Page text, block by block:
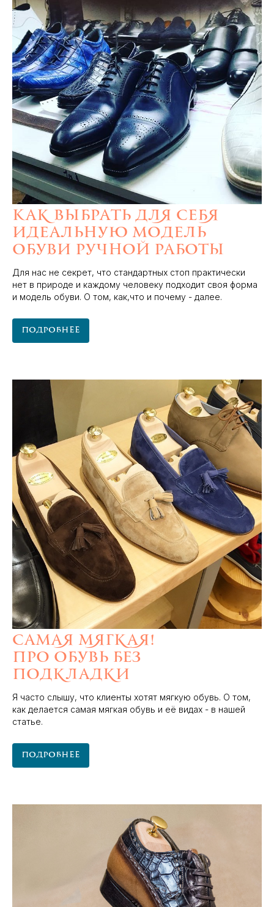
Как выбрать для себя
идеальную модель
обуви ручной работы
Для нас не секрет, что стандартных стоп практически
нет в природе и каждому человеку подходит своя форма
и модель обуви. О том, как,что и почему - далее.
Подробнее
Самая мягкая!
Про обувь без
подкладки
Я часто слышу, что клиенты хотят мягкую обувь. О том,
как делается самая мягкая обувь и её видах - в нашей
статье.
Подробнее